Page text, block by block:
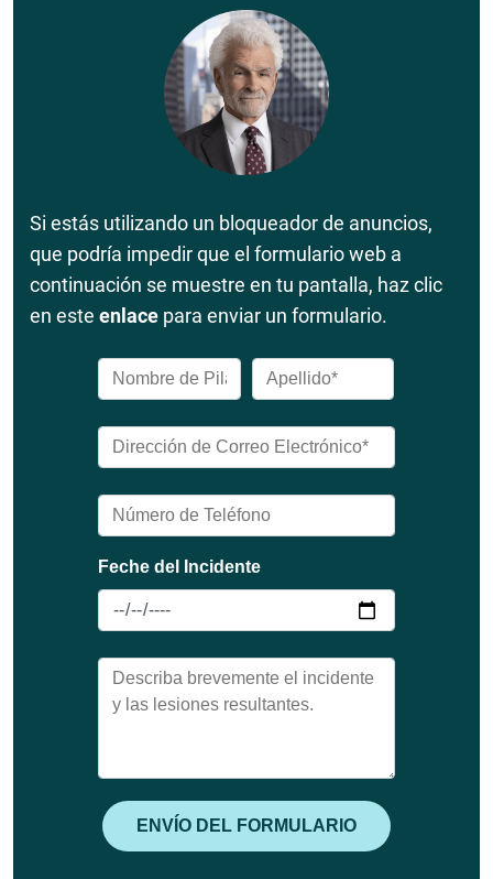
Si estás utilizando un bloqueador de anuncios,
que podría impedir que el formulario web a
continuación se muestre en tu pantalla, haz clic
en este enlace para enviar un formulario.